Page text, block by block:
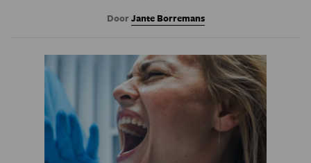
DoorJante Borremans